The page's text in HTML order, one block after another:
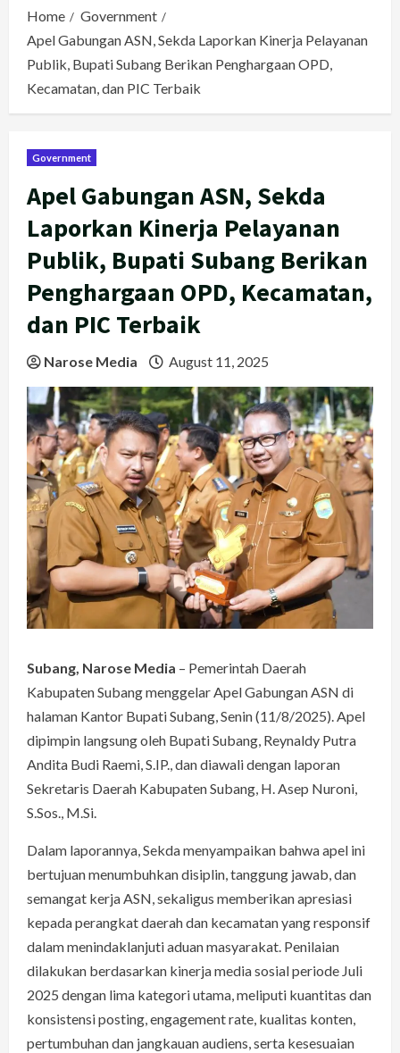
Home
Government
Apel Gabungan ASN, Sekda Laporkan Kinerja Pelayanan
Publik, Bupati Subang Berikan Penghargaan OPD,
Kecamatan, dan PIC Terbaik
Government
Apel Gabungan ASN, Sekda
Laporkan Kinerja Pelayanan
Publik, Bupati Subang Berikan
Penghargaan OPD, Kecamatan,
dan PIC Terbaik
Narose Media August 11, 2025
Subang, Narose Media – Pemerintah Daerah
Kabupaten Subang menggelar Apel Gabungan ASN di
halaman Kantor Bupati Subang, Senin (11/8/2025). Apel
dipimpin langsung oleh Bupati Subang, Reynaldy Putra
Andita Budi Raemi, S.IP., dan diawali dengan laporan
Sekretaris Daerah Kabupaten Subang, H. Asep Nuroni,
S.Sos., M.Si.
Dalam laporannya, Sekda menyampaikan bahwa apel ini
bertujuan menumbuhkan disiplin, tanggung jawab, dan
semangat kerja ASN, sekaligus memberikan apresiasi
kepada perangkat daerah dan kecamatan yang responsif
dalam menindaklanjuti aduan masyarakat. Penilaian
dilakukan berdasarkan kinerja media sosial periode Juli
2025 dengan lima kategori utama, meliputi kuantitas dan
konsistensi posting, engagement rate, kualitas konten,
pertumbuhan dan jangkauan audiens, serta kesesuaian